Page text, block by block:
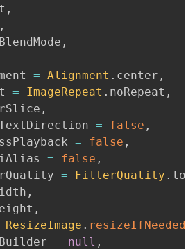
,
,
,
= Alignment . center ,
= ImageRepeat . noRepeat ,
,
= false ,
= false ,
= false ,
= FilterQuality . low
,
,
ResizeImage . resizeIfNeeded
= null ,